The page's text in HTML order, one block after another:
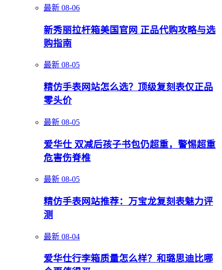
最新 08-06
新秀丽拉杆箱美国官网 正品代购攻略与选
购指南
最新 08-05
精仿手表网站怎么选？顶级复刻表仅正品
零头价
最新 08-05
爱华仕 双减后孩子书包仍超重，警惕超重
危害伤脊椎
最新 08-05
精仿手表网站推荐：万宝龙复刻表魅力评
测
最新 08-04
爱华仕行李箱质量怎么样？和璐思迪比哪